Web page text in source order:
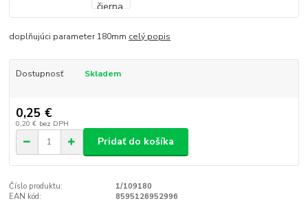
doplňujúci parameter 180mm celý popis
Dostupnosť Skladem
0,25 €
0,20 € bez DPH
Pridať do košíka
Číslo produktu:
1/109180
EAN kód:
8595126952996